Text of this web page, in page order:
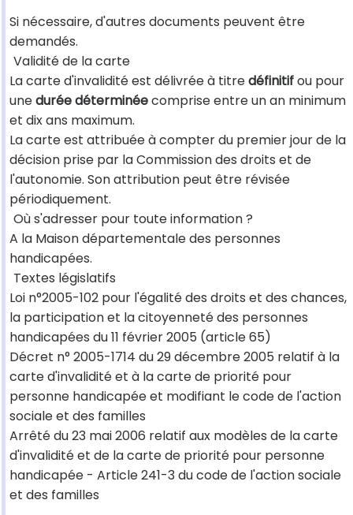
Si nécessaire, d'autres documents peuvent être
demandés.
Validité de la carte
La carte d'invalidité est délivrée à titredéfinitifou pour
unedurée déterminéecomprise entre un an minimum
et dix ans maximum.
La carte est attribuée à compter du premier jour de la
décision prise par la Commission des droits et de
l'autonomie. Son attribution peut être révisée
périodiquement.
Où s'adresser pour toute information ?
A la Maison départementale des personnes
handicapées.
Textes législatifs
Loi n°2005-102 pour l'égalité des droits et des chances,
la participation et la citoyenneté des personnes
handicapées du 11 février 2005 (article 65)
Décret n° 2005-1714 du 29 décembre 2005 relatif à la
carte d'invalidité et à la carte de priorité pour
personne handicapée et modifiant le code de l'action
sociale et des familles
Arrêté du 23 mai 2006 relatif aux modèles de la carte
d'invalidité et de la carte de priorité pour personne
handicapée - Article 241-3 du code de l'action sociale
et des familles